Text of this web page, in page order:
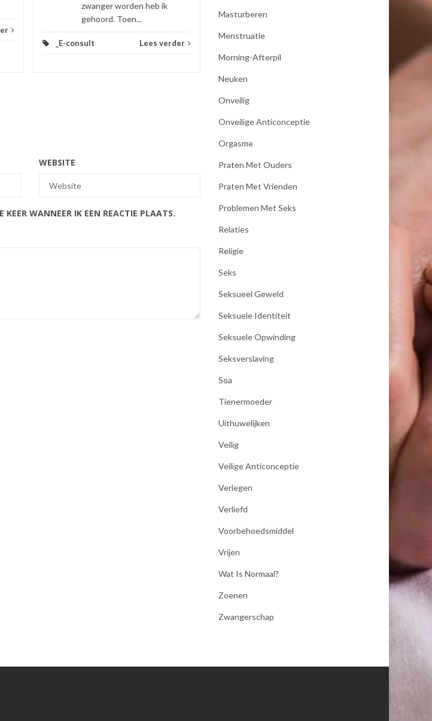
zwanger worden heb ik
gehoord. Toen...
_E-consult Lees verder
WEBSITE
WANNEER IK EEN REACTIE PLAATS.
Masturberen
Menstruatie
Morning-Afterpil
Neuken
Onveilig
Onveilige Anticonceptie
Orgasme
Praten Met Ouders
Praten Met Vrienden
Problemen Met Seks
Relaties
Religie
Seks
Seksueel Geweld
Seksuele Identiteit
Seksuele Opwinding
Seksverslaving
Soa
Tienermoeder
Uithuwelijken
Veilig
Veilige Anticonceptie
Verlegen
Verliefd
Voorbehoedsmiddel
Vrijen
Wat Is Normaal?
Zoenen
Zwangerschap